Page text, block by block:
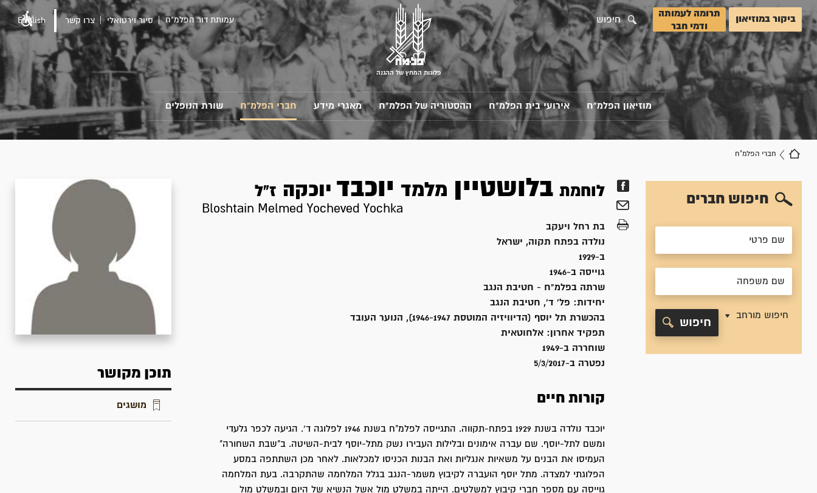
ביקור במוזיאון
תרומה לעמותה
ודמי חבר
חיפוש
פלוגות המחץ של ההגנה
עמותת דור הפלמ"ח סיור וירטואלי צרו קשר English
מוזיאון הפלמ"ח אירועי בית הפלמ"ח ההסטוריה של הפלמ"ח מאגרי מידע חברי הפלמ"ח שורת הנופלים
חברי הפלמ"ח
חיפוש חברים
חיפוש מורחב
חיפוש
לוחמת בלושטיין מלמד יוכבד יוכקה ז"ל
Bloshtain Melmed Yocheved Yochka
בת רחל ויעקב
נולדה בפתח תקוה, ישראל
ב-1929
גוייסה ב-1946
שרתה בפלמ"ח - חטיבת הנגב
יחידות: פל' ד', חטיבת הנגב
בהכשרת תל יוסף (הדיוויזיה המוטסת 1946-1947), הנוער העובד
תפקיד אחרון: אלחוטאית
שוחררה ב-1949
נפטרה ב-5/3/2017
קורות חיים
יוכבד נולדה בשנת 1929 בפתח-תקווה. התגייסה לפלמ"ח בשנת 1946 לפלוגה ד'. הגיעה לכפר גלעדי
ומשם לתל-יוסף. שם עברה אימונים ובלילות העבירו נשק מתל-יוסף לבית-השיטה. ב"שבת השחורה"
העמיסו את הבנים על משאיות אנגליות ואת הבנות הכניסו למכלאות. לאחר מכן השתתפה במסע
הפלוגתי למצדה. מתל יוסף הועברה לקיבוץ משמר-הנגב בגלל המלחמה שהתקרבה. בעת המלחמה
גוייסה עם מספר חברי קיבוץ למשלטים. הייתה במשלט מול אשל הנשיא של היום ובמשלט מול
תוכן מקושר
מושגים